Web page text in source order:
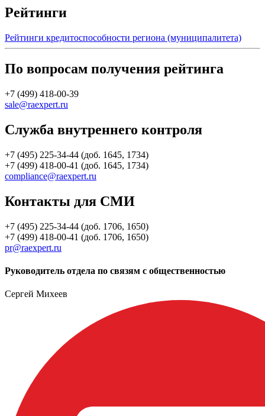
Рейтинги
Рейтинги кредитоспособности региона (муниципалитета)
По вопросам получения рейтинга
+7 (499) 418-00-39
sale@raexpert.ru
Служба внутреннего контроля
+7 (495) 225-34-44 (доб. 1645, 1734)
+7 (499) 418-00-41 (доб. 1645, 1734)
compliance@raexpert.ru
Контакты для СМИ
+7 (495) 225-34-44 (доб. 1706, 1650)
+7 (499) 418-00-41 (доб. 1706, 1650)
pr@raexpert.ru
Руководитель отдела по связям с общественностью
Сергей Михеев